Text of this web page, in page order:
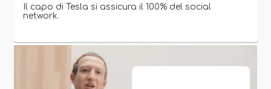
Il capo di Tesla si assicura il 100% del social
network.